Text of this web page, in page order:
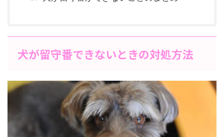
犬が留守番できないときの対処方法